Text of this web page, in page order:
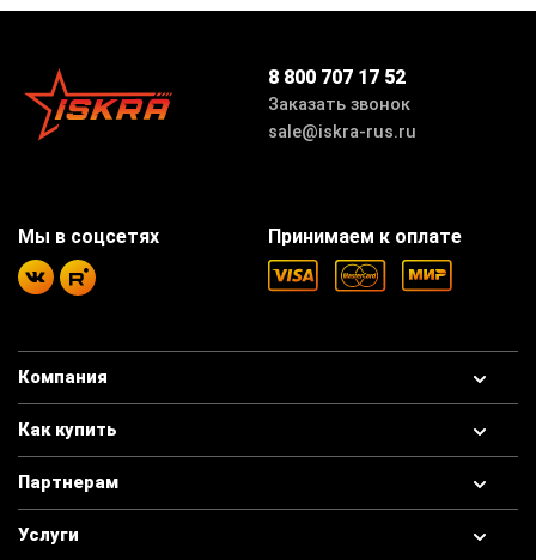
8 800 707 17 52
Заказать звонок
sale@iskra-rus.ru
Компания
Как купить
Партнерам
Услуги
Принимаем к оплате
Мы в соцсетях